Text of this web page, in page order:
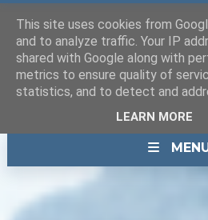
This site uses cookies from
and to analyze traffic. Your IP
shared with Google along with
metrics to ensure quality of
statistics, and to detect and
LEARN MORE